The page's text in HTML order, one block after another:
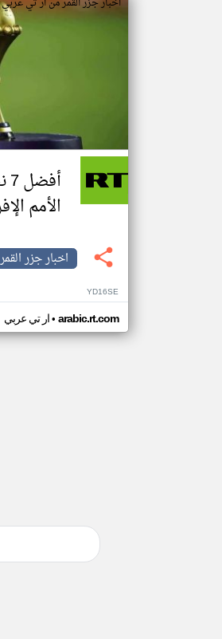
الأمم
اخبار جزر القمر
YD16SE
ار تي عربي• arabic.rt.com